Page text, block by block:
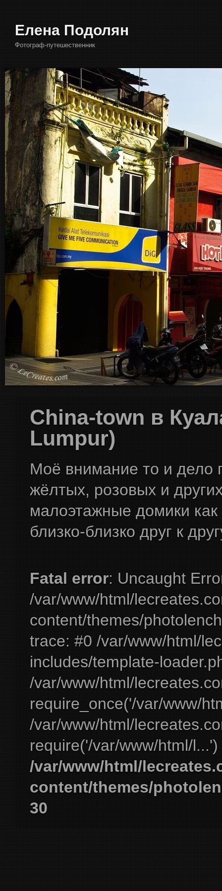
Елена Подолян
Фотограф-путешественник
China-town в
Lumpur)
Моё внимание то и дело
жёлтых, розовых и
малоэтажные домики
близко-близко друг к
Fatal error: Uncaught
/var/www/html/
content/themes/
trace: #0 /var/www/html/
includes/template-
/var/www/html/
require_once('/var/www/
/var/www/html/
require('/var/www/html/
/var/www/html/
content/themes/
30